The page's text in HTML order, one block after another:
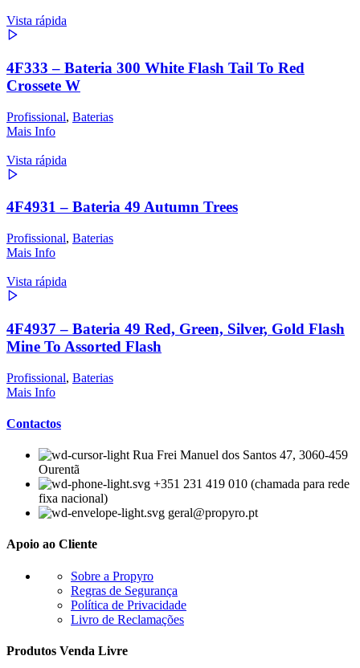
Vista rápida
4F333 – Bateria 300 White Flash Tail To Red
Crossete W
Profissional, Baterias
Mais Info
Vista rápida
4F4931 – Bateria 49 Autumn Trees
Profissional, Baterias
Mais Info
Vista rápida
4F4937 – Bateria 49 Red, Green, Silver, Gold Flash
Mine To Assorted Flash
Profissional, Baterias
Mais Info
Contactos
Rua Frei Manuel dos Santos 47, 3060-459
Ourentã​
+351 231 419 010 (chamada para rede
fixa nacional)
geral@propyro.pt
Apoio ao Cliente
Sobre a Propyro
Regras de Segurança
Política de Privacidade
Livro de Reclamações
Produtos Venda Livre